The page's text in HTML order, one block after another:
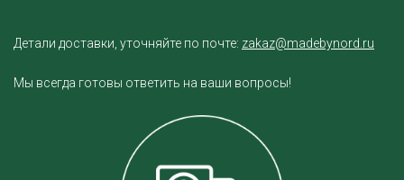
Детали доставки, уточняйте по почте: zakaz@madebynord.ru
Мы всегда готовы ответить на ваши вопросы!